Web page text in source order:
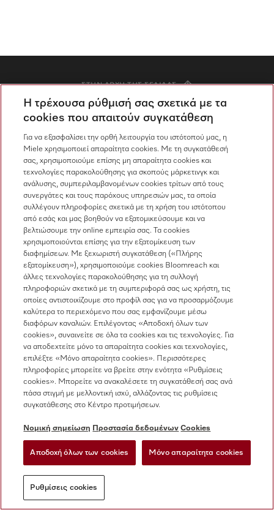
ΣΤΗΝ ΑΡΧΉ ΤΗΣ ΣΕΛΊΔΑΣ
Blog
Νέα προϊόντα
Εκδηλώσεις και εκθεσιακοί χώροι
Εκθεσιακοί χώροι
Φυλλάδια
Εταιρικό προφίλ Miele
Εταιρεία
Η βιωσιμότητα στη Miele
Η Miele παγκοσμίως
Τύπος
Καριέρα
Αναφορά παρατυπιών
Συνεργάτης
Η τρέχουσα ρύθμισή σας σχετικά με τα
cookies που απαιτούν συγκατάθεση
Για να εξασφαλίσει την ορθή λειτουργία του ιστότοπού μας, η
Miele χρησιμοποιεί απαραίτητα cookies. Με τη συγκατάθεσή
σας, χρησιμοποιούμε επίσης μη απαραίτητα cookies και
τεχνολογίες παρακολούθησης για σκοπούς μάρκετινγκ και
ανάλυσης, συμπεριλαμβανομένων cookies τρίτων από τους
συνεργάτες και τους παρόχους υπηρεσιών μας, τα οποία
συλλέγουν πληροφορίες σχετικά με τη χρήση του ιστότοπου
από εσάς και μας βοηθούν να εξατομικεύσουμε και να
βελτιώσουμε την online εμπειρία σας. Τα cookies
χρησιμοποιούνται επίσης για την εξατομίκευση των
διαφημίσεων. Με ξεχωριστή συγκατάθεση («Πλήρης
εξατομίκευση»), χρησιμοποιούμε cookies Bloomreach και
άλλες τεχνολογίες παρακολούθησης για τη συλλογή
πληροφοριών σχετικά με τη συμπεριφορά σας ως χρήστη, τις
οποίες αντιστοιχίζουμε στο προφίλ σας για να προσαρμόζουμε
καλύτερα το περιεχόμενο που σας εμφανίζουμε μέσω
διαφόρων καναλιών. Επιλέγοντας «Αποδοχή όλων των
cookies», συναινείτε σε όλα τα cookies και τις τεχνολογίες. Για
να αποδεχτείτε μόνο τα απαραίτητα cookies και τεχνολογίες,
επιλέξτε «Μόνο απαραίτητα cookies». Περισσότερες
πληροφορίες μπορείτε να βρείτε στην ενότητα «Ρυθμίσεις
cookies». Μπορείτε να ανακαλέσετε τη συγκατάθεσή σας ανά
πάσα στιγμή με μελλοντική ισχύ, αλλάζοντας τις ρυθμίσεις
συγκατάθεσης στο Κέντρο προτιμήσεων.
Νομική σημείωση Προστασία δεδομένων Cookies
Αποδοχή όλων των cookies Μόνο απαραίτητα cookies
Ρυθμίσεις cookies